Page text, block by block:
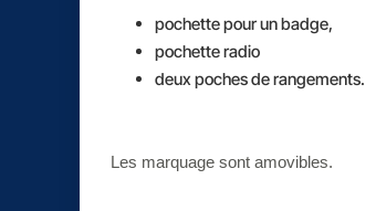
pochette pour un badge,
pochette radio
deux poches de rangements.
Les marquage sont amovibles.